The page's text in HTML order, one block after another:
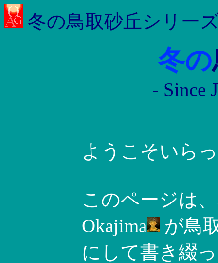
冬の鳥取砂丘シリー
冬の
- Since
ようこそいら
このページは
Okajima
が鳥
にして書き綴